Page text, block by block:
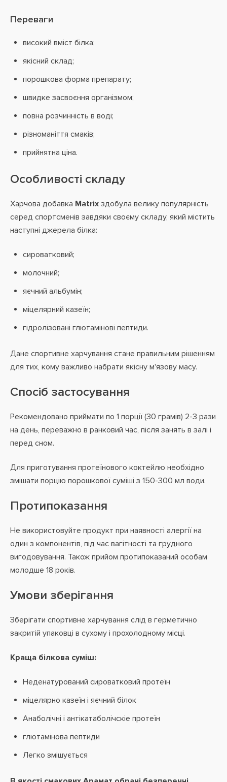
Переваги
високий вміст білка;
якісний склад;
порошкова форма препарату;
швидке засвоєння організмом;
повна розчинність в воді;
різноманіття смаків;
прийнятна ціна.
Особливості складу
Харчова добавка Matrix здобула велику популярність
серед спортсменів завдяки своєму складу, який містить
наступні джерела білка:
сироватковий;
молочний;
яєчний альбумін;
міцелярний казеїн;
гідролізовані глютамінові пептиди.
Дане спортивне харчування стане правильним рішенням
для тих, кому важливо набрати якісну м'язову масу.
Спосіб застосування
Рекомендовано приймати по 1 порції (30 грамів) 2-3 рази
на день, переважно в ранковий час, після занять в залі і
перед сном.
Для приготування протеїнового коктейлю необхідно
змішати порцію порошкової суміші з 150-300 мл води.
Протипоказання
Не використовуйте продукт при наявності алергії на
один з компонентів, під час вагітності та грудного
вигодовування. Також прийом протипоказаний особам
молодше 18 років.
Умови зберігання
Зберігати спортивне харчування слід в герметично
закритій упаковці в сухому і прохолодному місці.
Краща білкова суміш:
Неденатурований сироватковий протеїн
міцелярно казеїн і яєчний білок
Анаболічні і антікатаболічскіе протеїн
глютамінова пептиди
Легко змішується